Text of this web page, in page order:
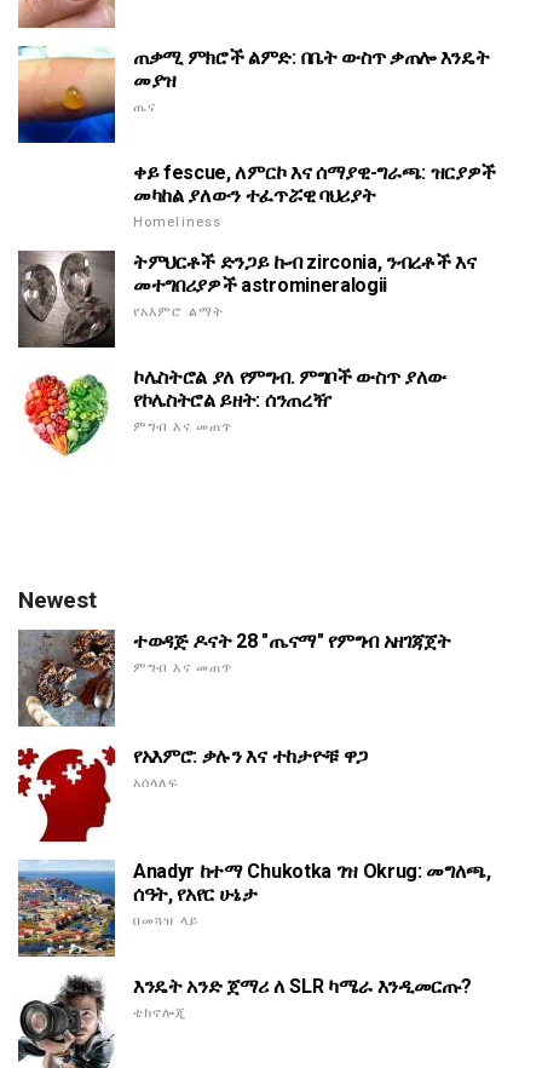
ጠቃሚ ምክሮች ልምድ: በቤት ውስጥ ቃጠሎ እንዴት
መያዝ
ጤና
ቀይ fescue, ለምርኮ እና ሰማያዊ-ግራጫ: ዝርያዎች
መካከል ያለውን ተፈጥሯዊ ባህሪያት
Homeliness
ትምህርቶች ድንጋይ ኩብ zirconia, ንብረቶች እና
መተግበሪያዎች astromineralogii
የአእምሮ ልማት
ኮሌስትሮል ያለ የምግብ. ምግቦች ውስጥ ያለው
የኮሌስትሮል ይዘት: ሰንጠረዥ
ምግብ እና መጠጥ
Newest
ተወዳጅ ዶናት 28 "ጤናማ" የምግብ አዘገጃጀት
ምግብ እና መጠጥ
የአእምሮ: ቃሉን እና ተከታዮቹ ዋጋ
አሰላለፍ
Anadyr ከተማ Chukotka ገዝ Okrug: መግለጫ,
ሰዓት, የአየር ሁኔታ
በመጓዝ ላይ
እንዴት አንድ ጀማሪ ለ SLR ካሜራ እንዲመርጡ?
ቴክኖሎጂ